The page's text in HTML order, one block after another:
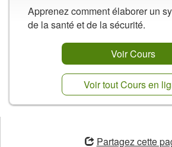
Apprenez comment élaborer un
de la santé et de la sécurité.
Voir Cours
Voir tout Cours en
Partagez cette